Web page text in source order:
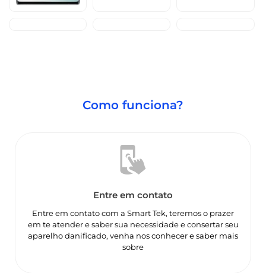
Como funciona?
Entre em contato
Entre em contato com a Smart Tek, teremos o prazer
em te atender e saber sua necessidade e consertar seu
aparelho danificado, venha nos conhecer e saber mais
sobre